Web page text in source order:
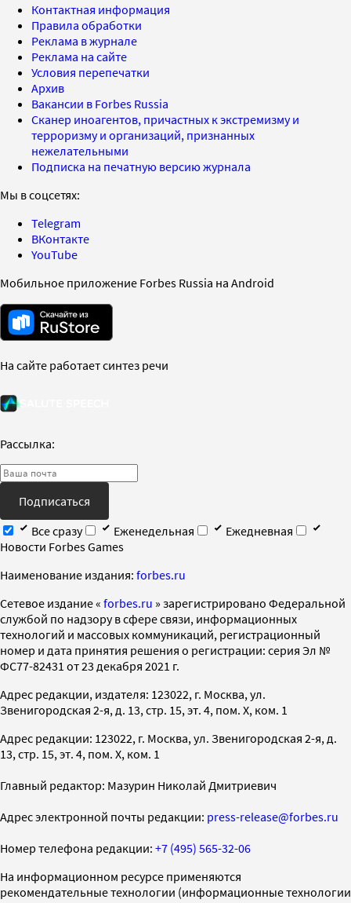
Контактная информация
Правила обработки
Реклама в журнале
Реклама на сайте
Условия перепечатки
Архив
Вакансии в Forbes Russia
Сканер иноагентов, причастных к экстремизму и
терроризму и организаций, признанных
нежелательными
Подписка на печатную версию журнала
Мы в соцсетях:
Telegram
ВКонтакте
YouTube
Мобильное приложение Forbes Russia на Android
На сайте работает синтез речи
Рассылка:
Подписаться
Все сразу
Еженедельная
Ежедневная
Новости Forbes Games
Наименование издания: forbes.ru
Cетевое издание « forbes.ru » зарегистрировано Федеральной
службой по надзору в сфере связи, информационных
технологий и массовых коммуникаций, регистрационный
номер и дата принятия решения о регистрации: серия Эл №
ФС77-82431 от 23 декабря 2021 г.
Адрес редакции, издателя: 123022, г. Москва, ул.
Звенигородская 2-я, д. 13, стр. 15, эт. 4, пом. X, ком. 1
Адрес редакции: 123022, г. Москва, ул. Звенигородская 2-я, д.
13, стр. 15, эт. 4, пом. X, ком. 1
Главный редактор: Мазурин Николай Дмитриевич
Адрес электронной почты редакции: press-release@forbes.ru
Номер телефона редакции: +7 (495) 565-32-06
На информационном ресурсе применяются
рекомендательные технологии (информационные технологии